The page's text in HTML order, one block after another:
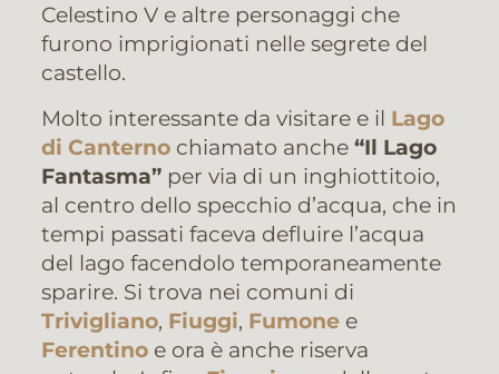
Celestino V e altre personaggi che
furono imprigionati nelle segrete del
castello.
Molto interessante da visitare e il Lago
di Canternochiamato anche “Il Lago
Fantasma”per via di un inghiottitoio,
al centro dello specchio d’acqua, che in
tempi passati faceva defluire l’acqua
del lago facendolo temporaneamente
sparire. Si trova nei comuni di
Trivigliano, Fiuggi, Fumonee
Ferentinoe ora è anche riserva